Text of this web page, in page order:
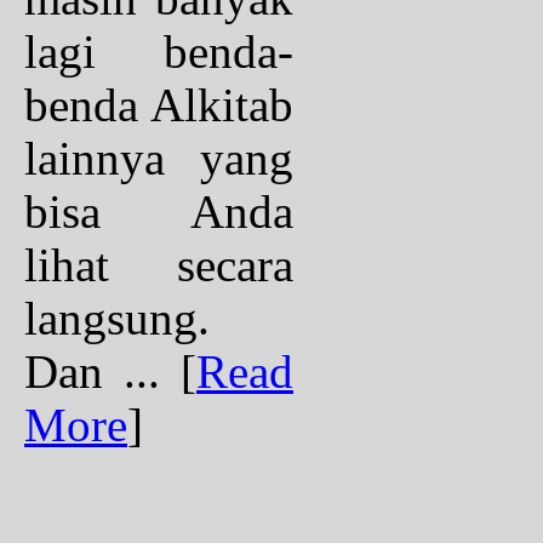
lagi benda-
benda Alkitab
lainnya yang
bisa Anda
lihat secara
langsung.
Dan ... [Read
More]